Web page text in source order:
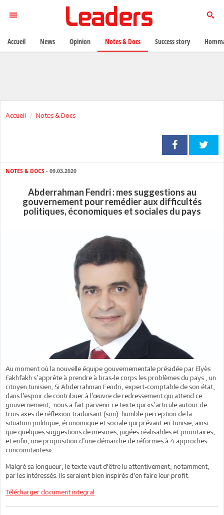
Accueil Notes & Docs
NOTES & DOCS - 09.03.2020
Abderrahman Fendri : mes suggestions au
gouvernement pour remédier aux difficultés
politiques, économiques et sociales du pays
Au moment où la nouvelle équipe gouvernementale présidée par Elyès
Fakhfakh s’apprête à prendre à bras-le corps les problèmes du pays , un
citoyen tunisien, Si Abderrahman Fendri, expert-comptable de son état,
dans l’espoir de contribuer à l’œuvre de redressement qui attend ce
gouvernement, nous a fait parvenir ce texte qui «s’articule autour de
trois axes de réflexion traduisant (son) humble perception de la
situation politique, économique et sociale qui prévaut en Tunisie, ainsi
que quelques suggestions de mesures, jugées réalisables et prioritaires,
et enfin, une proposition d’une démarche de réformes à 4 approches
concomitantes».
Malgré sa longueur, le texte vaut d'être lu attentivement, notamment,
par les intéressés. Ils seraient bien inspirés d'en faire leur profit.
Télécharger document integral
Accueil News Opinion Notes & Docs Success story